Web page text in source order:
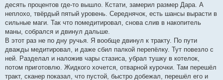
десять процентов где-то вышло. Кстати, замерил размер Дара. А
неплохо, твёрдый пятый уровень. Середнячок, есть шансы вырасти в
сильные маги. Так что помедитировал, снова слив в накопитель
маны, собрался и двинул дальше.
В этот раз не по дну ручья. Я вообще двинул к тракту. По пути
дважды медитировал, и даже сбил палкой перепёлку. Тут повезло с
ней. Разделал и наложив чары стазиса, убрал тушку в котелок,
потом приготовлю. Жидкого хочется, отварной курочки. Там перешёл
тракт, сканер показал, что пустой, быстро добежал, перешёл его и